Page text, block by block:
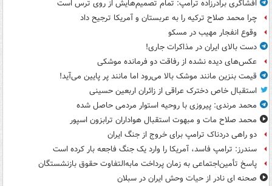
افشاگری برادرزاده ترامپ: تمام تصمیم‌هایش از روی ترس است
چرا محمد صلاح ترکیه را به عربستان و آمریکا ترجیح داد
وقوع انفجار مهیب در مسکو
دست بالای ایران در مذاکرات جاری!
عکس‌های دیده نشده از رفاقت دو فرمانده‌ موشکی
قیمت بنزین مانند موشک بالا می‌رود اما مانند پر پایین می‌آید!
استقبال خاص دخترک عراقی از زائران اربعین حسینی
محمد مرندی: پیروزی با روحیه استوار مردمی حاصل شده
محمد صلاح مات و مبهوت استقبال هواداران ترابزون اسپور
دو راهی دردناک ترامپ برای خروج از جنگ ایران
سندرز: ترامپ فاسد، آمریکا را وارد یک جنگ فاجعه بار کرده است
پاسخ تأمین‌اجتماعی به زمان پرداخت مابه‌التفاوت حقوق بازنشستگان
صحنه ای نادر از حیات وحش ایران در سبلان